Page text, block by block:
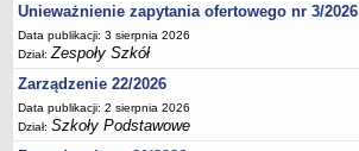
Ogłoszenie
Zarządzenia
Kontrole
Rejestry, ewidencje, archiwa
Sprawozdania
Unieważnienie zapytania ofertowego nr 3/2026
Data publikacji: 3 sierpnia 2026
Dział:Zespoły Szkół
Zarządzenie 22/2026
Data publikacji: 2 sierpnia 2026
Dział:Szkoły Podstawowe